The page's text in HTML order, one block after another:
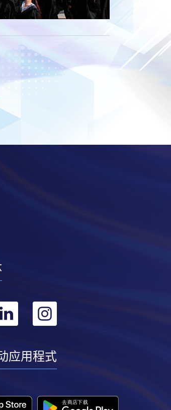
转
linkedin
转
instagram
应用程式